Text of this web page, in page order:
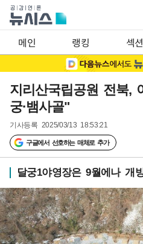
메인 랭킹 섹션
지리산국립공원 전북,
궁·뱀사골"
기사등록 2025/03/13 18:53:21
구글에서 선호하는 매체로 추가
달궁1야영장은 9월에나 개